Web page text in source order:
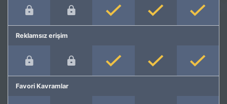
Reklamsız erişim
Favori Kavramlar